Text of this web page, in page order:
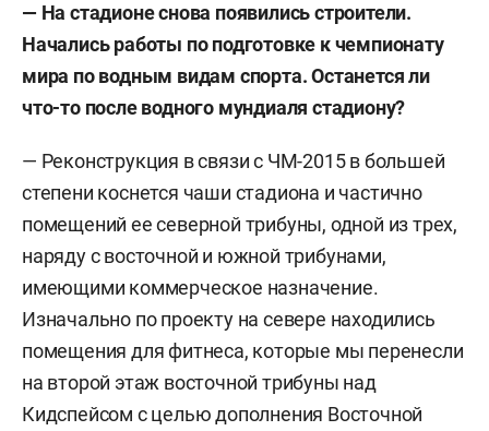
— На стадионе снова появились строители.
Начались работы по подготовке к чемпионату
мира по водным видам спорта. Останется ли
что-то после водного мундиаля стадиону?
— Реконструкция в связи с ЧМ-2015 в большей
степени коснется чаши стадиона и частично
помещений ее северной трибуны, одной из трех,
наряду с восточной и южной трибунами,
имеющими коммерческое назначение.
Изначально по проекту на севере находились
помещения для фитнеса, которые мы перенесли
на второй этаж восточной трибуны над
Кидспейсом с целью дополнения Восточной